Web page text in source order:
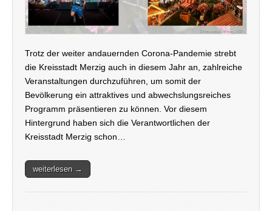
Trotz der weiter andauernden Corona-Pandemie strebt
die Kreisstadt Merzig auch in diesem Jahr an, zahlreiche
Veranstaltungen durchzuführen, um somit der
Bevölkerung ein attraktives und abwechslungsreiches
Programm präsentieren zu können. Vor diesem
Hintergrund haben sich die Verantwortlichen der
Kreisstadt Merzig schon…
weiterlesen →